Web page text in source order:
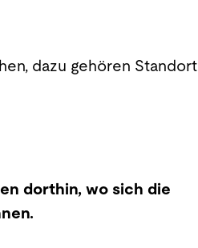
dazu gehören Standort
dorthin, wo sich die